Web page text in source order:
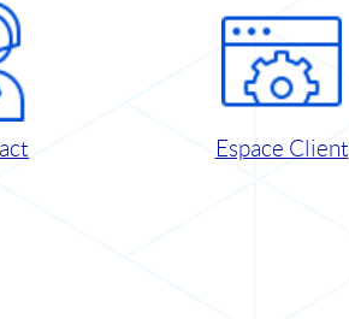
Espace Client